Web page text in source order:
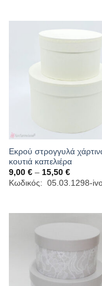
Εκρού στρογγυλά
κουτιά καπελιέρα
9,00 € – 15,50 €Price
range:
9,00 €
Κωδικός: 05.03.1298-